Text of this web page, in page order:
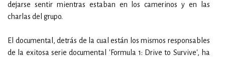
dejarse sentir mientras estaban en los camerinos y en las
charlas del grupo.
El documental, detrás de la cual están los mismos responsables
de la exitosa serie documental 'Formula 1: Drive to Survive', ha